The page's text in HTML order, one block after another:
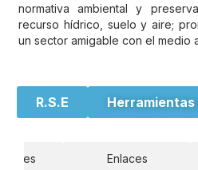
normativa ambiental y
recurso hídrico, suelo y aire;
un sector amigable con el medio
R.S.E
Enlaces